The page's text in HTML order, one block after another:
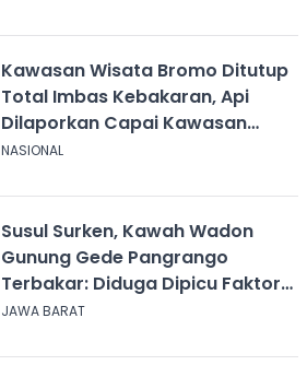
Kawasan Wisata Bromo Ditutup
Total Imbas Kebakaran, Api
Dilaporkan Capai Kawasan
Sabana
NASIONAL
Susul Surken, Kawah Wadon
Gunung Gede Pangrango
Terbakar: Diduga Dipicu Faktor
Alam
JAWA BARAT